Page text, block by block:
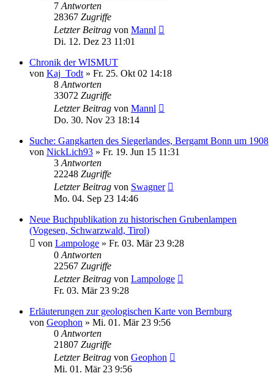
7 Antworten
28367 Zugriffe
Letzter Beitrag von Mannl
Di. 12. Dez 23 11:01
Chronik der WISMUT
von Kaj_Todt » Fr. 25. Okt 02 14:18
8 Antworten
33072 Zugriffe
Letzter Beitrag von Mannl
Do. 30. Nov 23 18:14
Suche: Gangkarten des Siegerlandes, Bergamt Bonn um 1908
von NickLich93 » Fr. 19. Jun 15 11:31
3 Antworten
22248 Zugriffe
Letzter Beitrag von Swagner
Mo. 04. Sep 23 14:46
Neue Buchpublikation zu historischen Grubenlampen
(Vogesen, Schwarzwald, Tirol)
von Lampologe » Fr. 03. Mär 23 9:28
0 Antworten
22567 Zugriffe
Letzter Beitrag von Lampologe
Fr. 03. Mär 23 9:28
Erläuterungen zur geologischen Karte von Bernburg
von Geophon » Mi. 01. Mär 23 9:56
0 Antworten
21807 Zugriffe
Letzter Beitrag von Geophon
Mi. 01. Mär 23 9:56